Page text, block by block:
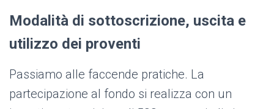
Modalità di sottoscrizione, uscita e
utilizzo dei proventi
Passiamo alle faccende pratiche. La
partecipazione al fondo si realizza con un